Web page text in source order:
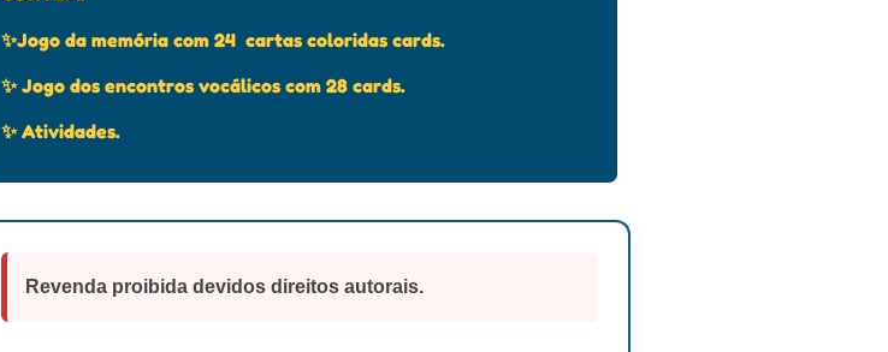
✨Jogo da memória com 24 cartas coloridas cards.
✨ Jogo dos encontros vocálicos com 28 cards.
✨ Atividades.
Revenda proibida devidos direitos autorais.